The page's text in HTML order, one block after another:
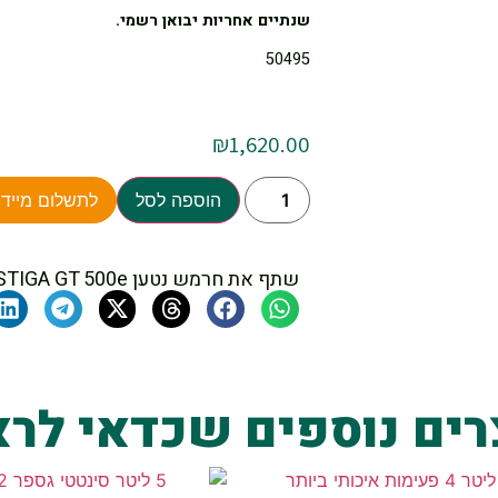
שנתיים אחריות יבואן רשמי.
50495
₪1,620.00
הוספה לסל לתשלום
שתף את חרמש נטען STIGA GT 500e + סוללה 2Ah + מטען
נוספים שכדאי